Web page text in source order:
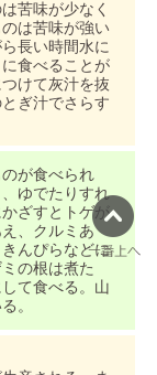
苦味が少なく
は苦味が強い
長い時間水に
食べることが
けて灰汁を抜
ぎ汁でさらす
が食べられ
ゆでたりすれ
ざすとトゲが
、クルミあ
んぴらなどに
の根は煮た
て食べる。山
。